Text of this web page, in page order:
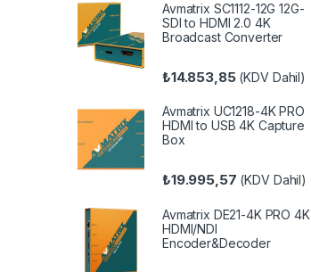
Avmatrix SC1112-12G 12G-
SDI to HDMI 2.0 4K
Broadcast Converter
₺14.853,85(KDV Dahil)
Avmatrix UC1218-4K PRO
HDMI to USB 4K Capture
Box
₺19.995,57 (KDV Dahil)
Avmatrix DE21-4K PRO 4K
HDMI/NDI
Encoder&Decoder